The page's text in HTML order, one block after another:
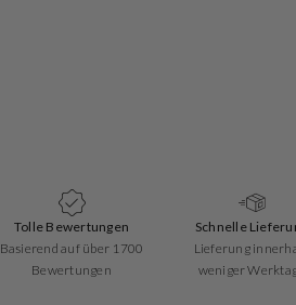
Tolle Bewertungen
Basierend auf über 1700
Bewertungen
Schnelle
Lieferung
weniger